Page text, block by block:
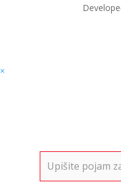
×
for: